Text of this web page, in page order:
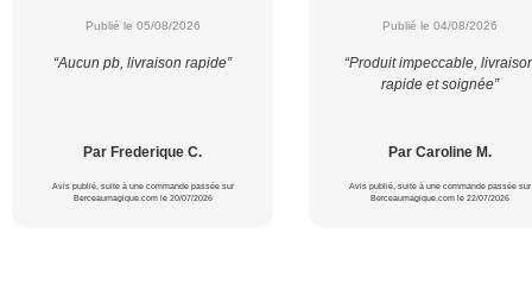
Publié le 05/08/2026
“Aucun pb, livraison rapide”
Par Frederique C.
Avis publié, suite à une commande passée sur
Berceaumagique.com le 20/07/2026
Publié le 04/08/2026
“Produit impeccable,
rapide et soignée”
Par Caroline M.
Avis publié, suite à une commande passée sur
Berceaumagique.com le 22/07/2026